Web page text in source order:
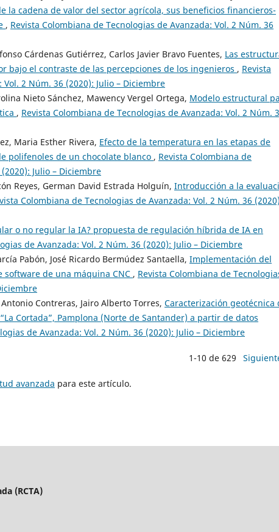
la cadena de valor del sector agrícola, sus beneficios financieros-
, Revista Colombiana de Tecnologias de Avanzada: Vol. 2 Núm. 36
Cárdenas Gutiérrez, Carlos Javier Bravo Fuentes, Las
bajo el contraste de las percepciones de los ingenieros , Revista
2 Núm. 36 (2020): Julio – Diciembre
Nieto Sánchez, Mawency Vergel Ortega, Modelo estructural
, Revista Colombiana de Tecnologias de Avanzada: Vol. 2 Núm.
Maria Esther Rivera, Efecto de la temperatura en las etapas de
polifenoles de un chocolate blanco , Revista Colombiana de
Julio – Diciembre
Reyes, German David Estrada Holguín, Introducción a la
Colombiana de Tecnologias de Avanzada: Vol. 2 Núm. 36
o no regular la IA? propuesta de regulación híbrida de IA en
de Avanzada: Vol. 2 Núm. 36 (2020): Julio – Diciembre
Pabón, José Ricardo Bermúdez Santaella, Implementación del
de una máquina CNC , Revista Colombiana de
Contreras, Jairo Alberto Torres, Caracterización geotécnica
Cortada”, Pamplona (Norte de Santander) a partir de datos
de Avanzada: Vol. 2 Núm. 36 (2020): Julio – Diciembre
1-10 de 629
avanzada para este artículo.
(RCTA)